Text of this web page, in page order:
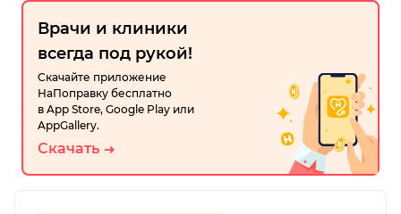
Врачи и клиники
всегда под рукой!
Скачайте приложение
НаПоправку бесплатно
в App Store, Google Play или
AppGallery.
Скачать